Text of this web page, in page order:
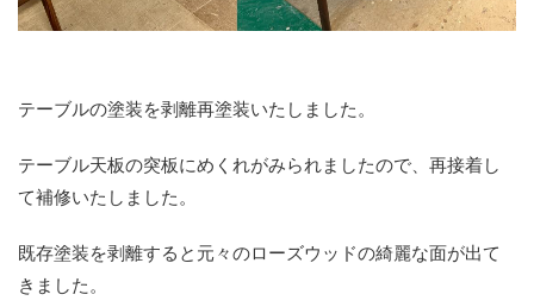
テーブルの塗装を剥離再塗装いたしました。
テーブル天板の突板にめくれがみられましたので、再接着し
て補修いたしました。
既存塗装を剥離すると元々のローズウッドの綺麗な面が出て
きました。